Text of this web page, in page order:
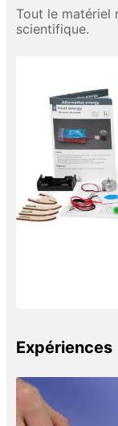
Tout le matériel
scientifique.
Expériences